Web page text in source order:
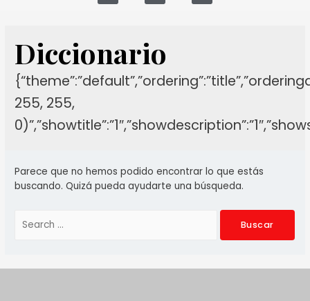
Diccionario
255, 255,
Parece que no hemos podido encontrar lo que estás
buscando. Quizá pueda ayudarte una búsqueda.